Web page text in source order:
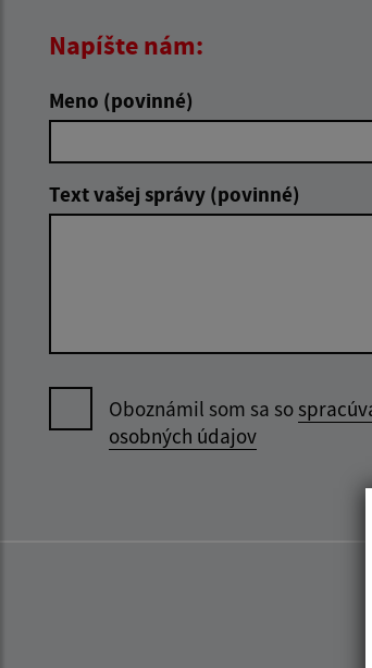
Napíšte nám:
Meno (povinné)
Text vašej správy (povinné)
Oboznámil som sa so
osobných údajov